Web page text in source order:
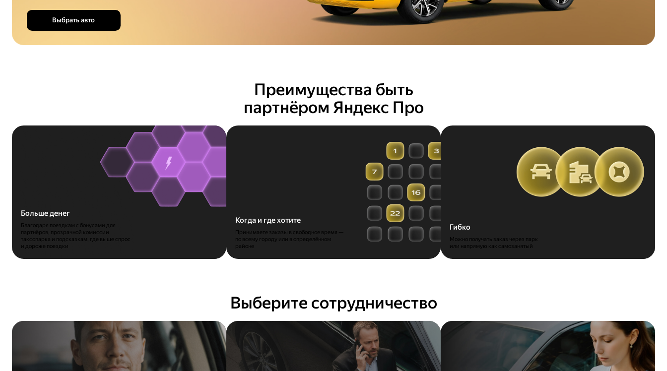
Выбрать авто
Преимущества быть
партнёром Яндекс Про
Больше денег
Благодаря поездкам с бонусами для
партнёров, прозрачной комиссии
таксопарка и подсказкам, где выше спрос
и дороже поездки
Когда и где хотите
Принимаете заказы в свободное время —
по всему городу или в определённом
районе
Гибко
Можно получать заказ через парк
или напрямую как самозанятый
Выберите сотрудничество